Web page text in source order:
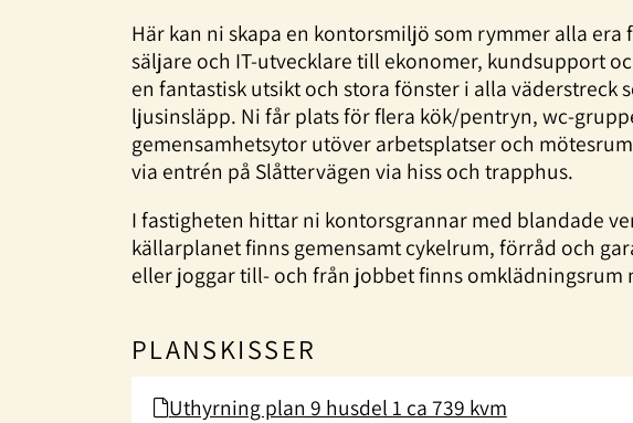
Här kan ni skapa en kontorsmiljö som rymmer alla era
säljare och IT-utvecklare till ekonomer, kundsupport
en fantastisk utsikt och stora fönster i alla väderstreck
ljusinsläpp. Ni får plats för flera kök/pentryn, wc-
gemensamhetsytor utöver arbetsplatser och
via entrén på Slåttervägen via hiss och trapphus.
I fastigheten hittar ni kontorsgrannar med blandade
källarplanet finns gemensamt cykelrum, förråd och
eller joggar till- och från jobbet finns omklädningsrum
PLANSKISSER
Uthyrning plan 9 husdel 1 ca 739 kvm